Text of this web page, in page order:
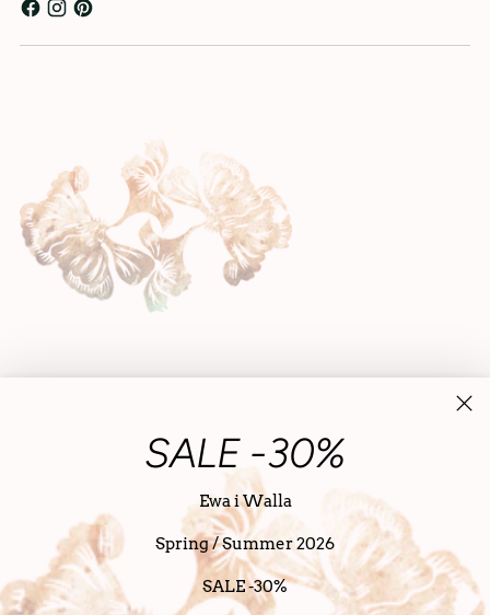
SALE -30%
Ewa i Walla
Spring / Summer 2026
SALE -30%
taal
Nederlands Nederland (EUR €)
Copyright © 2026, SanDahlia. alle rechten voorbehouden